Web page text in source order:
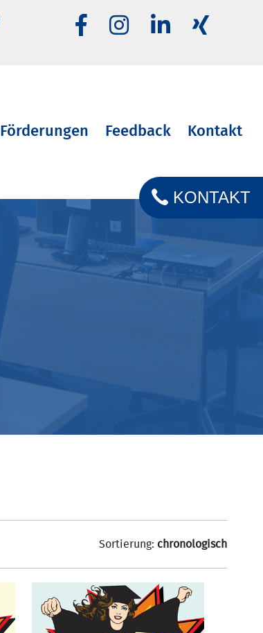
Förderungen Feedback Kontakt
KONTAKT
Sortierung: chronologisch